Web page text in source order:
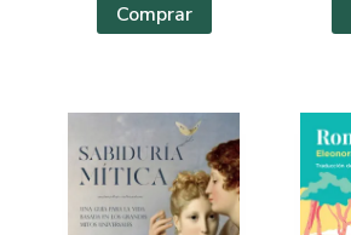
Comprar